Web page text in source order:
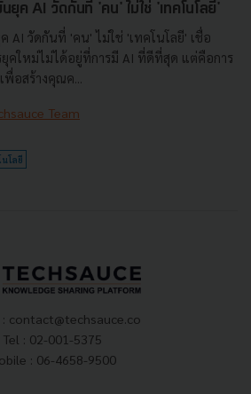
ยุค AI วัดกันที่ 'คน' ไม่ใช่ 'เทคโนโลยี'
AI วัดกันที่ 'คน' ไม่ใช่ 'เทคโนโลยี' เชื่อ
ยุคใหม่ไม่ได้อยู่ที่การมี AI ที่ดีที่สุด แต่คือการ
พื่อสร้างคุณค...
Team
โลยี
contact@techsauce.co
Tel : 02-001-5375
: 06-4658-9500